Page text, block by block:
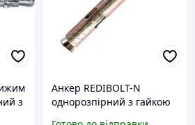
з
Анкер REDIBOLT-N
однорозпірний з гайкою